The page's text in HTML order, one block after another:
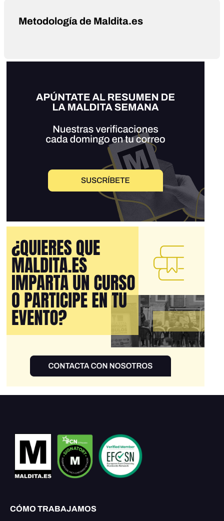
Metodología de Maldita.es
CÓMO TRABAJAMOS